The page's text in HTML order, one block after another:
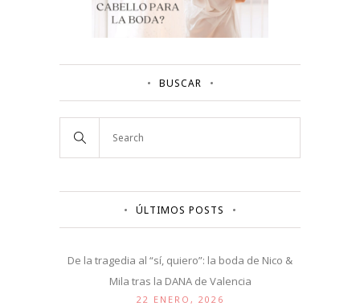
BUSCAR
ÚLTIMOS POSTS
De la tragedia al “sí, quiero”: la boda de Nico &
Mila tras la DANA de Valencia
22 ENERO, 2026